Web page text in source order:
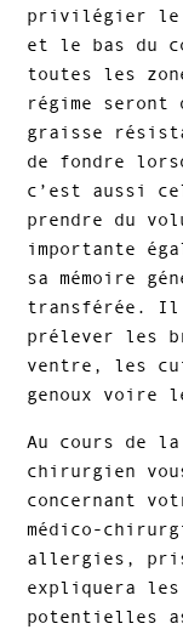
privilégier le
et le bas du
toutes les
régime seront
graisse
de fondre
c’est aussi
prendre du
importante
sa mémoire
transférée. Il
prélever les
ventre, les
genoux voire
Au cours de
chirurgien
concernant
médico-
allergies,
expliquera
potentielles